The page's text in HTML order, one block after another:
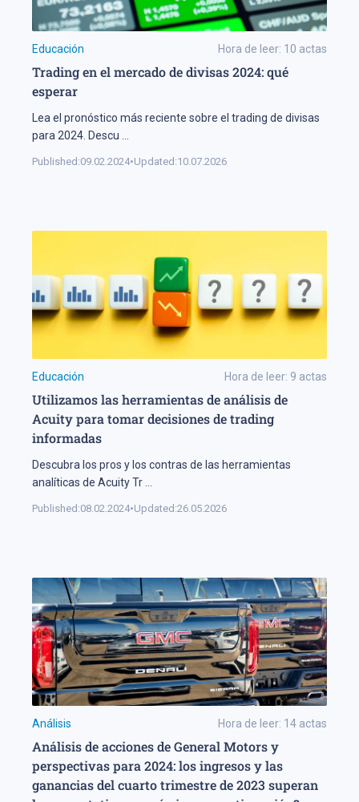
Educación Hora de leer: 10 actas
Trading en el mercado de divisas 2024: qué
esperar
Lea el pronóstico más reciente sobre el trading de divisas
para 2024. Descu
Published:09.02.2024•Updated:10.07.2026
Educación Hora de leer: 9 actas
Utilizamos las herramientas de análisis de
Acuity para tomar decisiones de trading
informadas
Descubra los pros y los contras de las herramientas
analíticas de Acuity Tr
Published:08.02.2024•Updated:26.05.2026
Análisis Hora de leer: 14 actas
Análisis de acciones de General Motors y
perspectivas para 2024: los ingresos y las
ganancias del cuarto trimestre de 2023 superan